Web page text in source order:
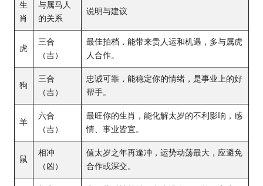
生
肖
与属马人
的关系
说明与建议
虎
三合
（吉）
最佳拍档，能带来贵人运和机遇，多与属虎
人合作。
狗
三合
（吉）
忠诚可靠，能稳定你的情绪，是事业上的好
帮手。
羊
六合
（吉）
最旺你的生肖，能化解太岁的不利影响，感
情、事业皆宜。
鼠
相冲
（凶）
值太岁之年再逢冲，运势动荡最大，应避免
合作或深交。